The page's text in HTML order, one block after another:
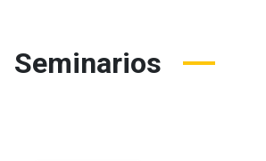
Seminarios